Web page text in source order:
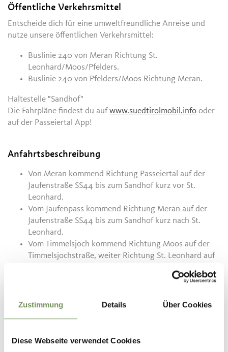
Zustimmung Details Über Cookies
Diese Webseite verwendet Cookies
Öffentliche Verkehrsmittel
Entscheide dich für eine umweltfreundliche Anreise und
nutze unsere öffentlichen Verkehrsmittel:
Buslinie 240 von Meran Richtung St.
Leonhard/Moos/Pfelders.
Buslinie 240 von Pfelders/Moos Richtung Meran.
Haltestelle "Sandhof"
Die Fahrpläne findest du aufwww.suedtirolmobil.info oder
auf der Passeiertal App!
Anfahrtsbeschreibung
Von Meran kommend Richtung Passeiertal auf der
Jaufenstraße SS44 bis zum Sandhof kurz vor St.
Leonhard.
Vom Jaufenpass kommend Richtung Meran auf der
Jaufenstraße SS44 bis zum Sandhof kurz nach St.
Leonhard.
Vom Timmelsjoch kommend Richtung Moos auf der
Timmelsjochstraße, weiter Richtung St. Leonhard auf
der Jaufenstraße SS44 bis zum Sandhof kurz nach St.
Parken
Kostenloser öffentlicher Parkplatz beim